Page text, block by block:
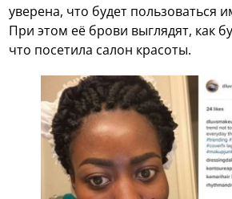
уверена, что будет пользоваться
При этом её брови выглядят, как
что посетила салон красоты.